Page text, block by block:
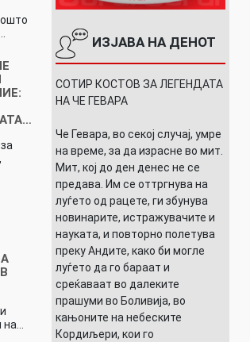
ИЗЈАВА НА ДЕНОТ
СОТИР КОСТОВ ЗА ЛЕГЕНДАТА
НА ЧЕ ГЕВАРА
Че Гевара, во секој случај, умре
на време, за да израсне во мит.
Мит, кој до ден денес не се
предава. Им се оттргнува на
луѓето од рацете, ги збунува
новинарите, истражувачите и
науката, и повторно полетува
преку Андите, како би могле
луѓето да го бараат и
среќаваат во далеките
прашуми во Боливија, во
кањоните на небеските
Кордиљери, кои го